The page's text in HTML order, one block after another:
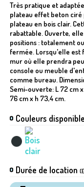
Très pratique et
plateau effet beton
plateau en bois clair.
rabattable. Ouverte,
positions : totalement
fermée. Lorsqu'elle est
mur où elle prendra
console ou meuble
comme bureau.
Semi-ouverte: L 72 cm
76 cm x h 73,4 cm.
Couleurs
Durée de location